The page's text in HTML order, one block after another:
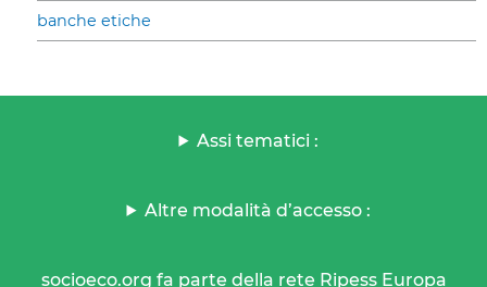
banche etiche
Assi tematici :
Altre modalità d’accesso :
socioeco.org fa parte della rete Ripess Europa